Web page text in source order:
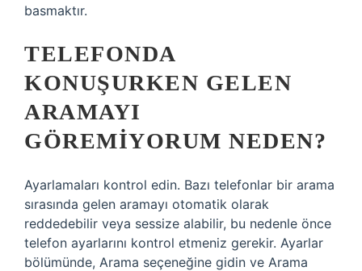
basmaktır.
TELEFONDA
KONUŞURKEN GELEN
ARAMAYI
GÖREMIYORUM NEDEN?
Ayarlamaları kontrol edin. Bazı telefonlar bir arama
sırasında gelen aramayı otomatik olarak
reddedebilir veya sessize alabilir, bu nedenle önce
telefon ayarlarını kontrol etmeniz gerekir. Ayarlar
bölümünde, Arama seçeneğine gidin ve Arama